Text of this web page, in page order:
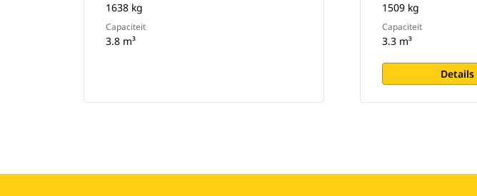
1638 kg
Capaciteit
3.8 m³
1509 kg
Capaciteit
3.3 m³
Details